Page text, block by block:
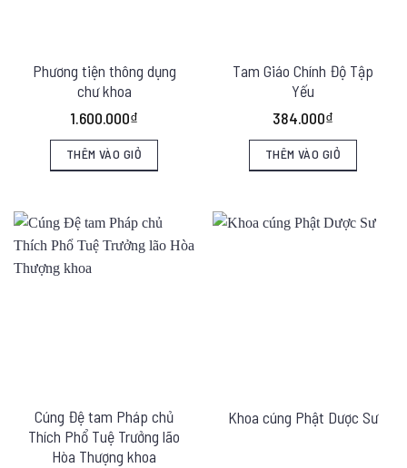
Phương tiện thông dụng
chư khoa
1.600.000₫
THÊM VÀO GIỎ
Tam Giáo Chính Độ Tập
Yếu
384.000₫
THÊM VÀO GIỎ
Cúng Đệ tam Pháp chủ
Thích Phổ Tuệ Trưởng lão
Hòa Thượng khoa
Khoa cúng Phật Dược Sư